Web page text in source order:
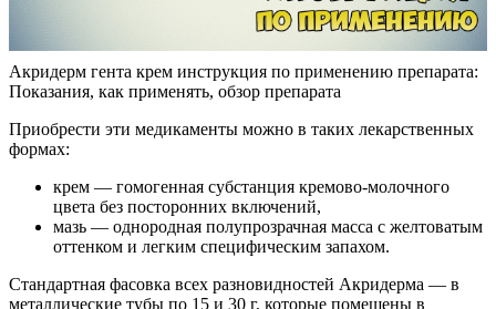
Акридерм гента крем инструкция по применению препарата:
Показания, как применять, обзор препарата
Приобрести эти медикаменты можно в таких лекарственных
формах:
крем — гомогенная субстанция кремово-молочного
цвета без посторонних включений,
мазь — однородная полупрозрачная масса с желтоватым
оттенком и легким специфическим запахом.
Стандартная фасовка всех разновидностей Акридерма — в
металлические тубы по 15 и 30 г, которые помещены в